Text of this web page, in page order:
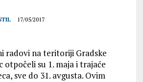
17/05/2017
radovi na teritoriji Gradske
otpočeli su 1. maja i trajaće
sve do 31. avgusta. Ovim